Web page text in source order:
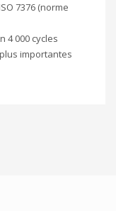
7376 (norme
4 000 cycles
importantes